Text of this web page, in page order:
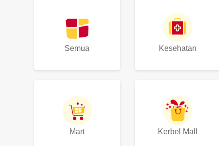
Semua Kesehatan
Mart Kerbel Mall